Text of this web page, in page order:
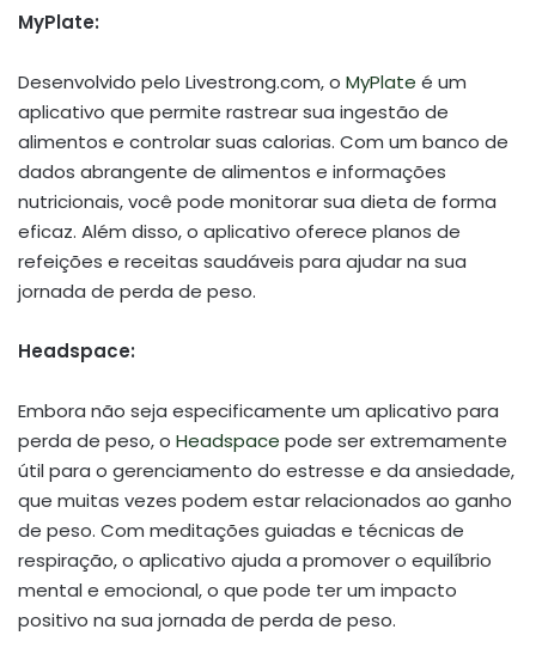
MyPlate:
Desenvolvido pelo Livestrong.com, o MyPlate é um
aplicativo que permite rastrear sua ingestão de
alimentos e controlar suas calorias. Com um banco de
dados abrangente de alimentos e informações
nutricionais, você pode monitorar sua dieta de forma
eficaz. Além disso, o aplicativo oferece planos de
refeições e receitas saudáveis para ajudar na sua
jornada de perda de peso.
Headspace:
Embora não seja especificamente um aplicativo para
perda de peso, o Headspace pode ser extremamente
útil para o gerenciamento do estresse e da ansiedade,
que muitas vezes podem estar relacionados ao ganho
de peso. Com meditações guiadas e técnicas de
respiração, o aplicativo ajuda a promover o equilíbrio
mental e emocional, o que pode ter um impacto
positivo na sua jornada de perda de peso.